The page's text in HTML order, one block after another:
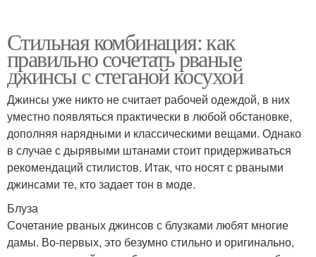
Стильная комбинация: как
правильно сочетать рваные
джинсы с стеганой косухой
Джинсы уже никто не считает рабочей одеждой, в них
уместно появляться практически в любой обстановке,
дополняя нарядными и классическими вещами. Однако
в случае с дырявыми штанами стоит придерживаться
рекомендаций стилистов. Итак, что носят с рваными
джинсами те, кто задает тон в моде.
Блуза
Сочетание рваных джинсов с блузками любят многие
дамы. Во-первых, это безумно стильно и оригинально,